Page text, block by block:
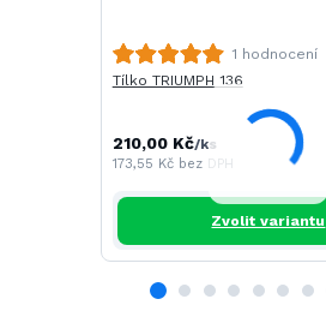
1 hodnocení
Tílko TRIUMPH 136
210,00 Kč/ks
173,55 Kč bez DPH
Zvolit variantu